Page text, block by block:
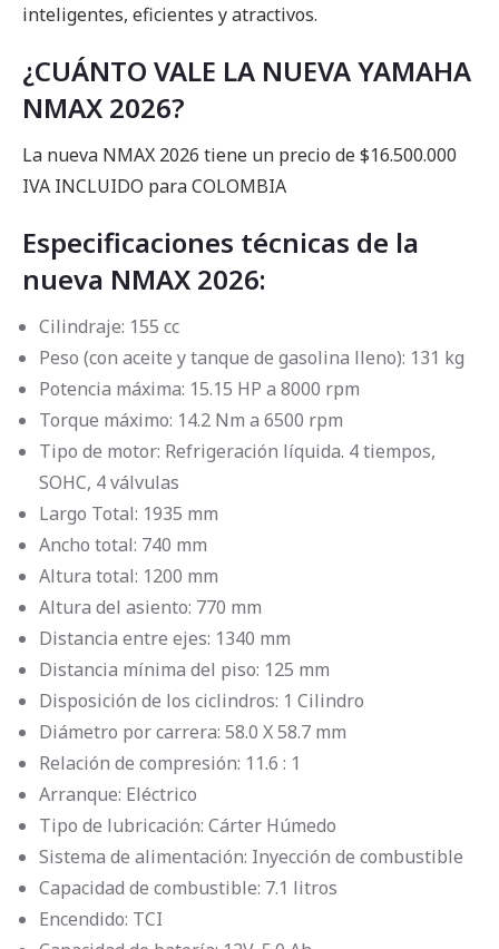
inteligentes, eficientes y atractivos.
¿CUÁNTO VALE LA NUEVA YAMAHA
NMAX 2026?
La nueva NMAX 2026 tiene un precio de $16.500.000
IVA INCLUIDO para COLOMBIA
Especificaciones técnicas de la
nueva NMAX 2026:
Cilindraje: 155 cc
Peso (con aceite y tanque de gasolina lleno): 131 kg
Potencia máxima: 15.15 HP a 8000 rpm
Torque máximo: 14.2 Nm a 6500 rpm
Tipo de motor: Refrigeración líquida. 4 tiempos,
SOHC, 4 válvulas
Largo Total: 1935 mm
Ancho total: 740 mm
Altura total: 1200 mm
Altura del asiento: 770 mm
Distancia entre ejes: 1340 mm
Distancia mínima del piso: 125 mm
Disposición de los ciclindros: 1 Cilindro
Diámetro por carrera: 58.0 X 58.7 mm
Relación de compresión: 11.6 : 1
Arranque: Eléctrico
Tipo de lubricación: Cárter Húmedo
Sistema de alimentación: Inyección de combustible
Capacidad de combustible: 7.1 litros
Encendido: TCI